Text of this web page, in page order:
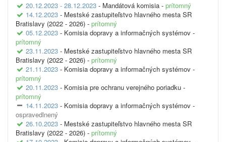
20.12.2023 - 28.12.2023 - Mandátová komisia - prítomný
14.12.2023 - Mestské zastupiteľstvo hlavného mesta SR
Bratislavy (2022 - 2026) - prítomný
05.12.2023 - Komisia dopravy a informačných systémov -
prítomný
23.11.2023 - Mestské zastupiteľstvo hlavného mesta SR
Bratislavy (2022 - 2026) - prítomný
21.11.2023 - Komisia dopravy a informačných systémov -
prítomný
20.11.2023 - Komisia pre ochranu verejného poriadku -
prítomný
14.11.2023 - Komisia dopravy a informačných systémov -
ospravedlnený
26.10.2023 - Mestské zastupiteľstvo hlavného mesta SR
Bratislavy (2022 - 2026) - prítomný